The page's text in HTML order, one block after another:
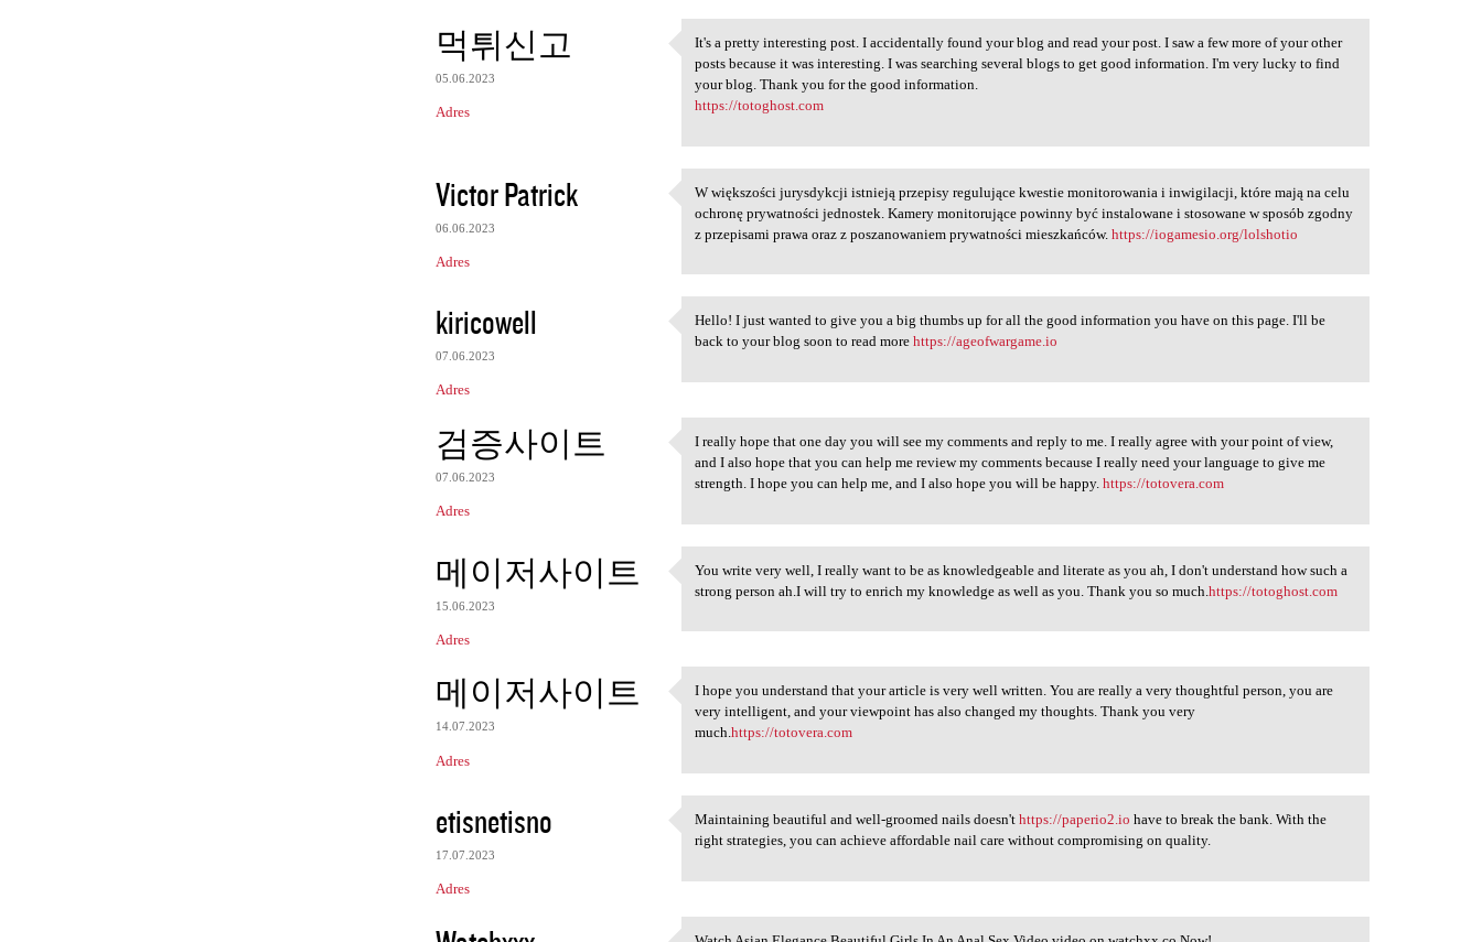
먹튀신고
05.06.2023
Adres
It's a pretty interesting
It's a pretty interesting post. I accidentally found your blog and read your post. I saw a few more of your other
posts because it was interesting. I was searching several blogs to get good information. I'm very lucky to find
your blog. Thank you for the good information.
https://totoghost.com
Victor Patrick
06.06.2023
Adres
W większości jurysdykcji
W większości jurysdykcji istnieją przepisy regulujące kwestie monitorowania i inwigilacji, które mają na celu
ochronę prywatności jednostek. Kamery monitorujące powinny być instalowane i stosowane w sposób zgodny
z przepisami prawa oraz z poszanowaniem prywatności mieszkańców.https://iogamesio.org/lolshotio
kiricowell
07.06.2023
Adres
Hello! I just wanted to give
Hello! I just wanted to give you a big thumbs up for all the good information you have on this page. I'll be
back to your blog soon to read morehttps://ageofwargame.io
검증사이트
07.06.2023
Adres
I really hope that one day
I really hope that one day you will see my comments and reply to me. I really agree with your point of view,
and I also hope that you can help me review my comments because I really need your language to give me
strength. I hope you can help me, and I also hope you will be happy.https://totovera.com
메이저사이트
15.06.2023
Adres
You write very well, I really
You write very well, I really want to be as knowledgeable and literate as you ah, I don't understand how such a
strong person ah.I will try to enrich my knowledge as well as you. Thank you so much.https://totoghost.com
메이저사이트
14.07.2023
Adres
I hope you understand that
I hope you understand that your article is very well written. You are really a very thoughtful person, you are
very intelligent, and your viewpoint has also changed my thoughts. Thank you very
much.https://totovera.com
etisnetisno
17.07.2023
Adres
Maintaining beautiful and
Maintaining beautiful and well-groomed nails doesn'thttps://paperio2.io have to break the bank. With the
right strategies, you can achieve affordable nail care without compromising on quality.